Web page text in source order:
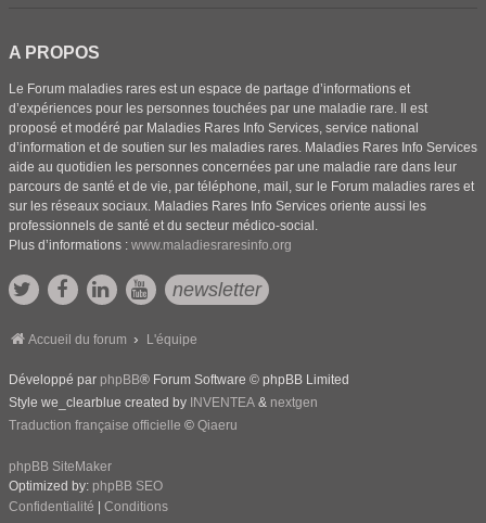
A PROPOS
Le Forum maladies rares est un espace de partage d’informations et
d’expériences pour les personnes touchées par une maladie rare. Il est
proposé et modéré par Maladies Rares Info Services, service national
d’information et de soutien sur les maladies rares. Maladies Rares Info Services
aide au quotidien les personnes concernées par une maladie rare dans leur
parcours de santé et de vie, par téléphone, mail, sur le Forum maladies rares et
sur les réseaux sociaux. Maladies Rares Info Services oriente aussi les
professionnels de santé et du secteur médico-social.
Plus d’informations : www.maladiesraresinfo.org
newsletter
Accueil du forum L'équipe
Développé par phpBB® Forum Software © phpBB Limited
Style we_clearblue created by INVENTEA & nextgen
Traduction française officielle © Qiaeru
phpBB SiteMaker
Optimized by: phpBB SEO
Confidentialité
Conditions